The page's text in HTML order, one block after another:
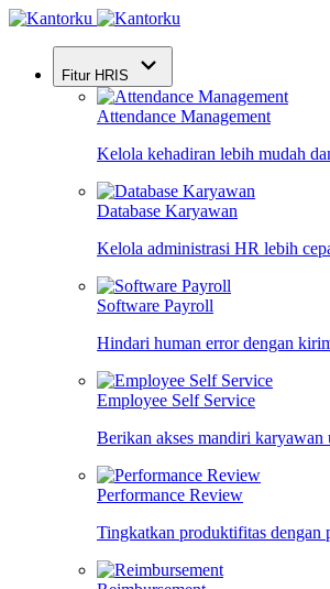
Fitur HRIS
Attendance Management
Kelola kehadiran lebih mudah
Database Karyawan
Kelola administrasi HR lebih
Software Payroll
Hindari human error dengan
Employee Self Service
Berikan akses mandiri
Performance Review
Tingkatkan produktifitas dengan